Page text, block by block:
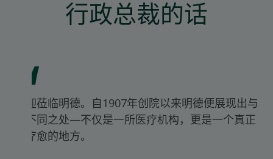
行政总裁的话
欢迎莅临明德。自1907年创院以来明德便展现出与
众不同之处—不仅是一所医疗机构，更是一个真正
的疗愈的地方。